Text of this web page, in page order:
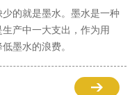
的就是墨水。墨水是一种
产中一大支出，作为用
墨水的浪费。